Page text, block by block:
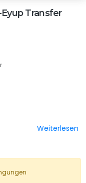
Transfer
Weiterlesen